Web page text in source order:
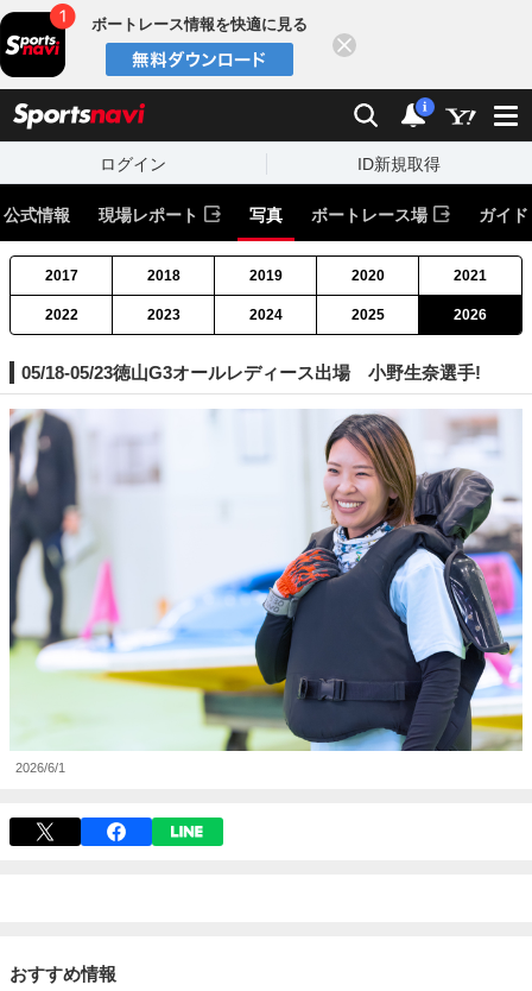
ボートレース情報を快適に見る
検索 通知
i
ログイン ID新規取得
公式情報 現場レポート 写真 ボートレース場 ガイド
2017 2018 2019 2020 2021
2022 2023 2024 2025 2026
05/18-05/23徳山G3オールレディース出場 小野生奈選手!
2026/6/1
おすすめ情報